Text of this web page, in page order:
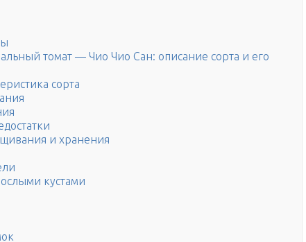
томат — Чио Чио Сан: описание сорта и его
сорта
и хранения
кустами